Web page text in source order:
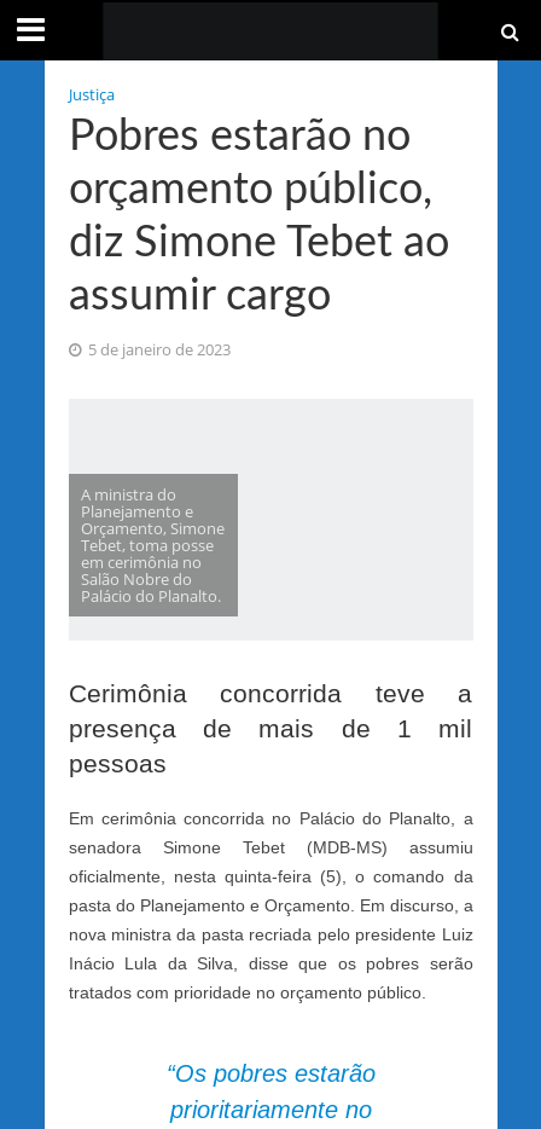
Justiça
Pobres estarão no
orçamento público,
diz Simone Tebet ao
assumir cargo
5 de janeiro de 2023
A ministra do
Planejamento e
Orçamento, Simone
Tebet, toma posse
em cerimônia no
Salão Nobre do
Palácio do Planalto.
Cerimônia concorrida teve a
presença de mais de 1 mil
pessoas
Em cerimônia concorrida no Palácio do Planalto, a
senadora Simone Tebet (MDB-MS) assumiu
oficialmente, nesta quinta-feira (5), o comando da
pasta do Planejamento e Orçamento. Em discurso, a
nova ministra da pasta recriada pelo presidente Luiz
Inácio Lula da Silva, disse que os pobres serão
tratados com prioridade no orçamento público.
“Os pobres estarão
prioritariamente no